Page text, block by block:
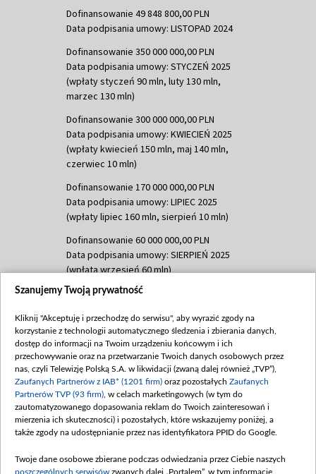
Dofinansowanie 49 848 800,00 PLN
Data podpisania umowy: LISTOPAD 2024
Dofinansowanie 350 000 000,00 PLN
Data podpisania umowy: STYCZEŃ 2025
(wpłaty styczeń 90 mln, luty 130 mln,
marzec 130 mln)
Dofinansowanie 300 000 000,00 PLN
Data podpisania umowy: KWIECIEŃ 2025
(wpłaty kwiecień 150 mln, maj 140 mln,
czerwiec 10 mln)
Dofinansowanie 170 000 000,00 PLN
Data podpisania umowy: LIPIEC 2025
(wpłaty lipiec 160 mln, sierpień 10 mln)
Dofinansowanie 60 000 000,00 PLN
Data podpisania umowy: SIERPIEŃ 2025
(wpłata wrzesień 60 mln)
Dofinansowanie 635 783 051,21 PLN
(wpłata wrzesień 100 mln, październik 350
mln, listopad 265 mln)
Dofinansowanie 48 862 000,00 PLN
Data podpisania umowy: GRUDZIEŃ 2025
(wpłata grudzień 60,548 mln)
Dofinansowanie 900 000 000,00 PLN
Data podpisania umowy: LUTY 2026 (wpłata
kwiecień 180 mln, 7 maja 180 mln, 8
Szanujemy Twoją prywatność
Kliknij "Akceptuję i przechodzę do serwisu", aby wyrazić zgody na
korzystanie z technologii automatycznego śledzenia i zbierania danych,
dostęp do informacji na Twoim urządzeniu końcowym i ich
przechowywanie oraz na przetwarzanie Twoich danych osobowych przez
nas, czyli Telewizję Polską S.A. w likwidacji (zwaną dalej również „TVP”),
Zaufanych Partnerów z IAB* (1201 firm) oraz pozostałych Zaufanych
Partnerów TVP (93 firm) , w celach marketingowych (w tym do
zautomatyzowanego dopasowania reklam do Twoich zainteresowań i
mierzenia ich skuteczności) i pozostałych, które wskazujemy poniżej, a
także zgody na udostępnianie przez nas identyfikatora PPID do Google.
Twoje dane osobowe zbierane podczas odwiedzania przez Ciebie naszych
poszczególnych serwisów zwanych dalej „Portalem”, w tym informacje